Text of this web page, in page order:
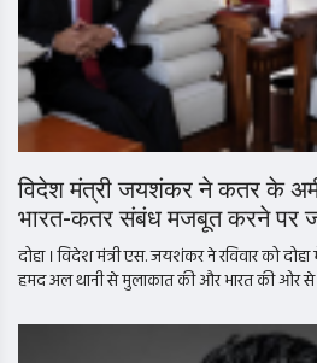
विदेश मंत्री जयशंकर ने कतर के
भारत-कतर संबंध मजबूत करने पर
दोहा । विदेश मंत्री एस. जयशंकर ने रविवार को
हमद अल थानी से मुलाकात की और भारत की ओर से